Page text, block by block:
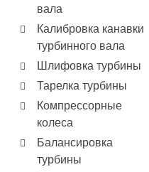
вала
Калибровка канавки
турбинного вала
Шлифовка турбины
Тарелка турбины
Компрессорные
колеса
Балансировка
турбины